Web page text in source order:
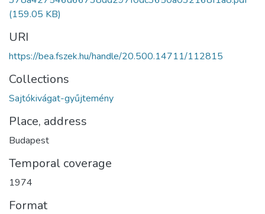
(159.05 KB)
URI
https://bea.fszek.hu/handle/20.500.14711/112815
Collections
Sajtókivágat-gyűjtemény
Place, address
Budapest
Temporal coverage
1974
Format